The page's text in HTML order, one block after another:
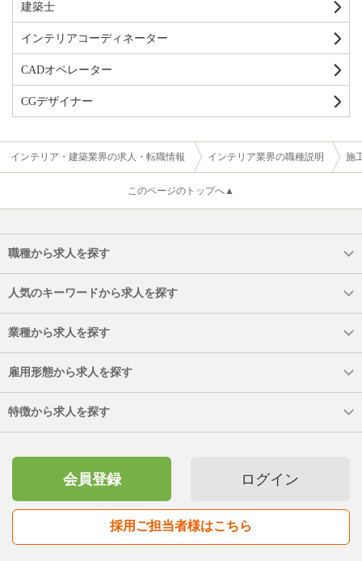
建築士
インテリアコーディネーター
CADオペレーター
CGデザイナー
インテリア・建築業界の求人・転職情報 インテリア業界の職種説明 施
このページのトップへ▲
職種から求人を探す
人気のキーワードから求人を探す
業種から求人を探す
雇用形態から求人を探す
特徴から求人を探す
会員登録 ログイン
採用ご担当者様はこちら